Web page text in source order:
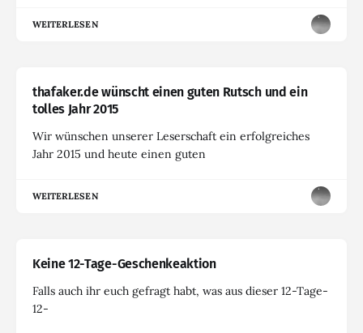
WEITERLESEN
thafaker.de wünscht einen guten Rutsch und ein
tolles Jahr 2015
Wir wünschen unserer Leserschaft ein erfolgreiches
Jahr 2015 und heute einen guten
WEITERLESEN
Keine 12-Tage-Geschenkeaktion
Falls auch ihr euch gefragt habt, was aus dieser 12-Tage-
12-